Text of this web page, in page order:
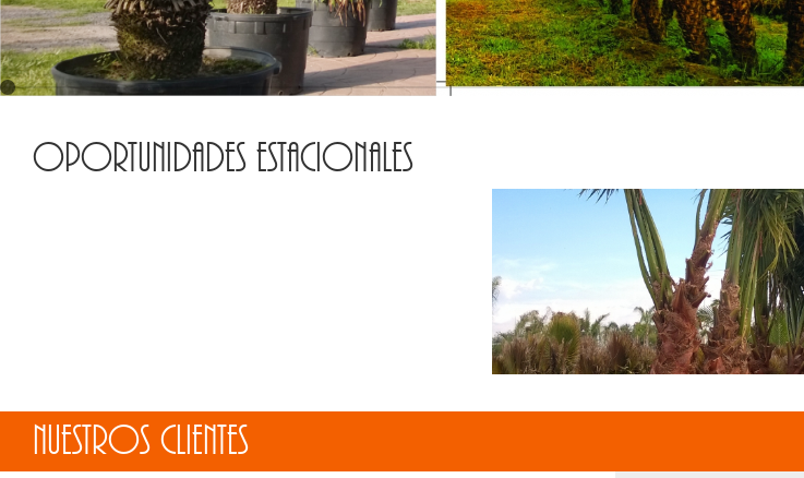
Palmera Robelina
1
Oportunidades estacionales
Nuestros clientes